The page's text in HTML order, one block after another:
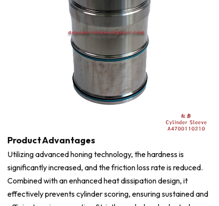
Product Advantages
Utilizing advanced honing technology, the hardness is
significantly increased, and the friction loss rate is reduced.
Combined with an enhanced heat dissipation design, it
effectively prevents cylinder scoring, ensuring sustained and